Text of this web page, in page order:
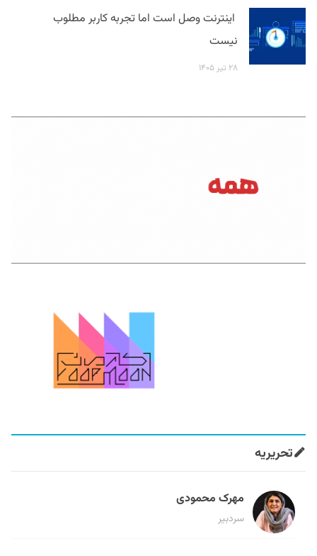
اینترنت وصل است اما تجربه کاربر مطلوب
نیست
۲۸ تیر ۱۴۰۵
تحریریه
مهرک محمودی
سردبیر